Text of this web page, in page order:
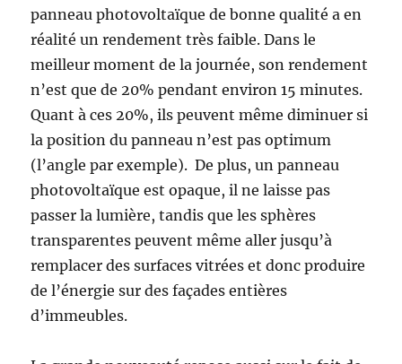
panneau photovoltaïque de bonne qualité a en
réalité un rendement très faible. Dans le
meilleur moment de la journée, son rendement
n’est que de 20% pendant environ 15 minutes.
Quant à ces 20%, ils peuvent même diminuer si
la position du panneau n’est pas optimum
(l’angle par exemple). De plus, un panneau
photovoltaïque est opaque, il ne laisse pas
passer la lumière, tandis que les sphères
transparentes peuvent même aller jusqu’à
remplacer des surfaces vitrées et donc produire
de l’énergie sur des façades entières
d’immeubles.